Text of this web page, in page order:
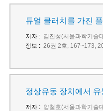
듀얼 클러치를 가진
저자 : 김진성(서울과학기술
정보 : 26권 2호, 167~173,
정상유동 장치에서
저자 : 양철호(서울과학기술